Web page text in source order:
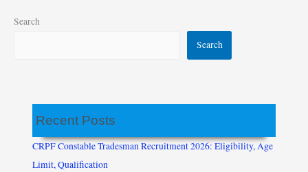
Search
Search
Recent Posts
CRPF Constable Tradesman Recruitment 2026: Eligibility, Age
Limit, Qualification